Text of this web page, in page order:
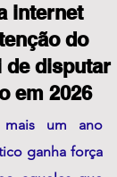
internet
do
de disputar
em 2026
um ano
ganha força